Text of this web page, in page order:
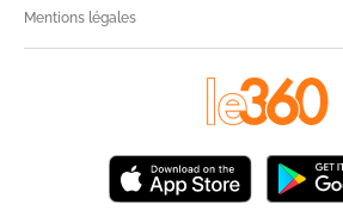
Mentions légales